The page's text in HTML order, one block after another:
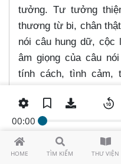
HOME TÌM KIẾM THƯ VIỆN
00:00
tưởng. Tư tưởng
thương từ bi, chân
nói câu hung dữ, cộc
âm giọng của câu
tính cách, tình cảm,
dàng, ngọt ngào đi
đắn, giọng nói hách
cha chú, giọng nói
thô lỗ, bất lịch sự.